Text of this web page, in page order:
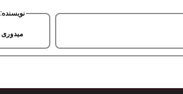
نویسنده:
میدوری